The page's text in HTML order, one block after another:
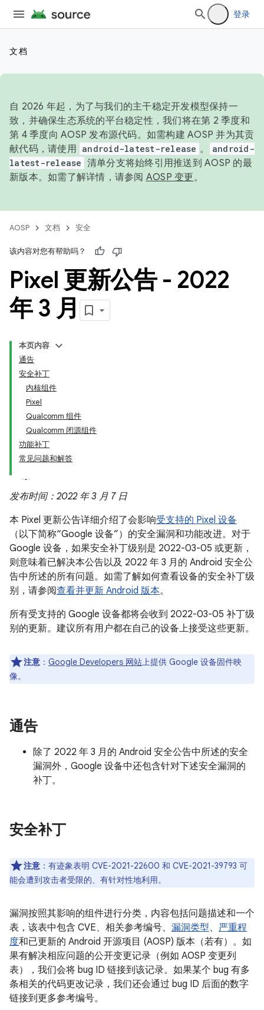
登录
文档
自 2026 年起，为了与我们的主干稳定开发模型保持一
致，并确保生态系统的平台稳定性，我们将在第 2 季度和
第 4 季度向 AOSP 发布源代码。如需构建 AOSP 并为其贡
献代码，请使用 android-latest-release 。
android-
latest-release 清单分支将始终引用推送到 AOSP 的最
新版本。如需了解详情，请参阅 AOSP 变更。
AOSP 文档 安全
该内容对您有帮助吗？
Pixel 更新公告 - 2022
年 3 月
本页内容
通告
安全补丁
内核组件
Pixel
Qualcomm 组件
Qualcomm 闭源组件
功能补丁
常见问题和解答
发布时间：2022 年 3 月 7 日
本 Pixel 更新公告详细介绍了会影响受支持的 Pixel 设备
（以下简称“Google 设备”）的安全漏洞和功能改进。对于
Google 设备，如果安全补丁级别是 2022-03-05 或更新，
则意味着已解决本公告以及 2022 年 3 月的 Android 安全公
告中所述的所有问题。如需了解如何查看设备的安全补丁级
别，请参阅查看并更新 Android 版本。
所有受支持的 Google 设备都将会收到 2022-03-05 补丁级
别的更新。建议所有用户都在自己的设备上接受这些更新。
注意 ： Google Developers 网站上提供 Google 设备固件映
像。
通告
除了 2022 年 3 月的 Android 安全公告中所述的安全
漏洞外，Google 设备中还包含针对下述安全漏洞的
补丁。
安全补丁
注意 ：有迹象表明 CVE-2021-22600 和 CVE-2021-39793 可
能会遭到攻击者受限的、有针对性地利用。
漏洞按照其影响的组件进行分类，内容包括问题描述和一个
表，该表中包含 CVE、相关参考编号、 漏洞类型、 严重程
度和已更新的 Android 开源项目 (AOSP) 版本（若有）。如
果有解决相应问题的公开变更记录（例如 AOSP 变更列
表），我们会将 bug ID 链接到该记录。如果某个 bug 有多
条相关的代码更改记录，我们还会通过 bug ID 后面的数字
链接到更多参考编号。